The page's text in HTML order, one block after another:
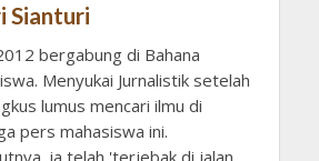
Sianturi
bergabung di Bahana
Menyukai Jurnalistik setelah
lumus mencari ilmu di
pers mahasiswa ini.
ia telah 'terjebak di jalan